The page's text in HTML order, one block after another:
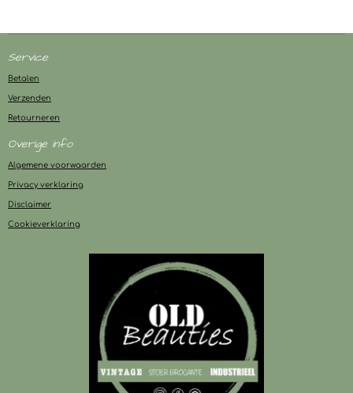
Service
Betalen
Verzenden
Retourneren
Overige info
Algemene voorwaarden
Privacy verklaring
Disclaimer
Cookieverklaring